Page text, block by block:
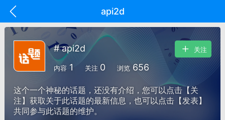
api2d
# api2d
内容 1 关注 0 浏览 656
关注
这个一个神秘的话题，还没有介绍，您可以点击【关
注】获取关于此话题的最新信息，也可以点击【发表】
共同参与此话题的维护。